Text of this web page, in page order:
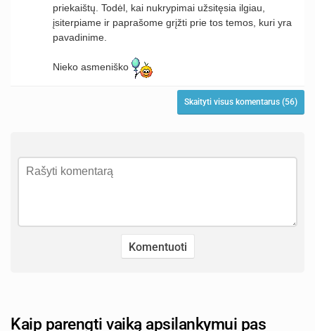
priekaištų. Todėl, kai nukrypimai užsitęsia ilgiau,
įsiterpiame ir paprašome grįžti prie tos temos, kuri yra
pavadinime.
Nieko asmeniško
Skaityti visus komentarus (56)
Kaip parengti vaiką apsilankymui pas